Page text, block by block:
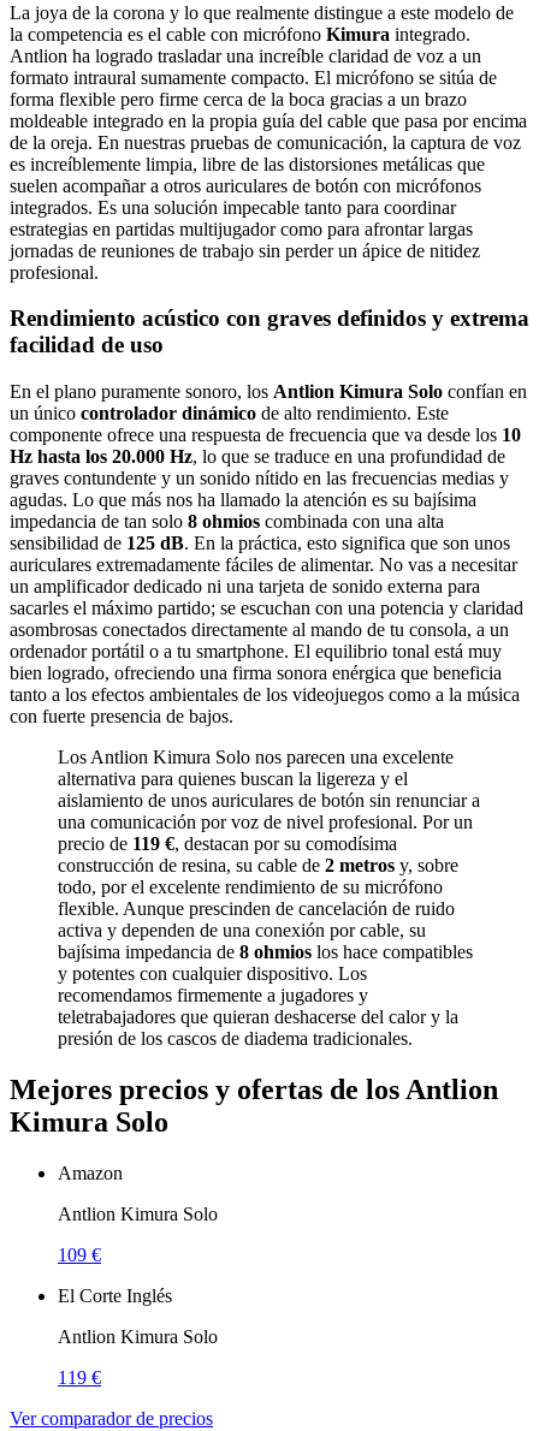
La joya de la corona y lo que realmente distingue a este modelo de
la competencia es el cable con micrófono Kimura integrado.
Antlion ha logrado trasladar una increíble claridad de voz a un
formato intraural sumamente compacto. El micrófono se sitúa de
forma flexible pero firme cerca de la boca gracias a un brazo
moldeable integrado en la propia guía del cable que pasa por encima
de la oreja. En nuestras pruebas de comunicación, la captura de voz
es increíblemente limpia, libre de las distorsiones metálicas que
suelen acompañar a otros auriculares de botón con micrófonos
integrados. Es una solución impecable tanto para coordinar
estrategias en partidas multijugador como para afrontar largas
jornadas de reuniones de trabajo sin perder un ápice de nitidez
profesional.
Rendimiento acústico con graves definidos y extrema
facilidad de uso
En el plano puramente sonoro, los Antlion Kimura Solo confían en
un único controlador dinámico de alto rendimiento. Este
componente ofrece una respuesta de frecuencia que va desde los 10
Hz hasta los 20.000 Hz, lo que se traduce en una profundidad de
graves contundente y un sonido nítido en las frecuencias medias y
agudas. Lo que más nos ha llamado la atención es su bajísima
impedancia de tan solo 8 ohmios combinada con una alta
sensibilidad de 125 dB. En la práctica, esto significa que son unos
auriculares extremadamente fáciles de alimentar. No vas a necesitar
un amplificador dedicado ni una tarjeta de sonido externa para
sacarles el máximo partido; se escuchan con una potencia y claridad
asombrosas conectados directamente al mando de tu consola, a un
ordenador portátil o a tu smartphone. El equilibrio tonal está muy
bien logrado, ofreciendo una firma sonora enérgica que beneficia
tanto a los efectos ambientales de los videojuegos como a la música
con fuerte presencia de bajos.
Los Antlion Kimura Solo nos parecen una excelente
alternativa para quienes buscan la ligereza y el
aislamiento de unos auriculares de botón sin renunciar a
una comunicación por voz de nivel profesional. Por un
precio de 119 €, destacan por su comodísima
construcción de resina, su cable de 2 metros y, sobre
todo, por el excelente rendimiento de su micrófono
flexible. Aunque prescinden de cancelación de ruido
activa y dependen de una conexión por cable, su
bajísima impedancia de 8 ohmios los hace compatibles
y potentes con cualquier dispositivo. Los
recomendamos firmemente a jugadores y
teletrabajadores que quieran deshacerse del calor y la
presión de los cascos de diadema tradicionales.
Mejores precios y ofertas de los Antlion
Kimura Solo
Amazon
Antlion Kimura Solo
109 €
El Corte Inglés
Antlion Kimura Solo
119 €
Ver comparador de precios